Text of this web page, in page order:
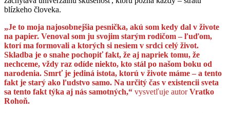
blízkeho človeka.
„Je to moja najosobnejšia pesnička, akú som kedy dal v živote
na papier. Venoval som ju svojim starým rodičom – ľuďom,
ktorí ma formovali a ktorých si nesiem v srdci celý život.
Skladba je o snahe pochopiť fakt, že aj napriek tomu, že
nechceme, vždy raz odíde niekto, kto stál po našom boku od
narodenia. Smrť je jediná istota, ktorú v živote máme – a tento
fakt je starý ako ľudstvo samo. Na určitý čas v existencii sveta
sa tento fakt týka aj nás samotných,“ vysvetľuje autorVratko
Rohoň.